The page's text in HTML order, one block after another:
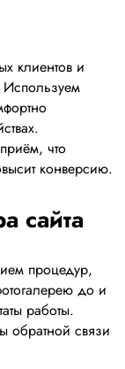
клиентов и
Используем
что
конверсию.
сайта
процедур,
до и
работы.
обратной связи